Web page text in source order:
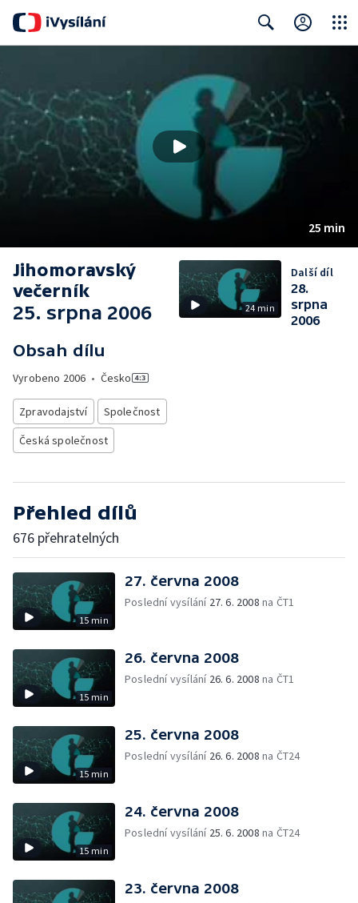
25 min
Jihomoravský
večerník
25. srpna 2006
Obsah dílu
Vyrobeno 2006 • Česko
Zpravodajství
Společnost
Česká společnost
24 min
Další díl
28.
srpna
2006
Přehled dílů
676 přehratelných
15 min
27. června 2008
Poslední vysílání 27. 6. 2008 na ČT1
15 min
26. června 2008
Poslední vysílání 26. 6. 2008 na ČT1
15 min
25. června 2008
Poslední vysílání 26. 6. 2008 na ČT24
15 min
24. června 2008
Poslední vysílání 25. 6. 2008 na ČT24
23. června 2008